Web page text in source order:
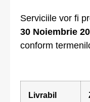
Serviciile vor fi
30 Noiembrie
conform
Livrabil